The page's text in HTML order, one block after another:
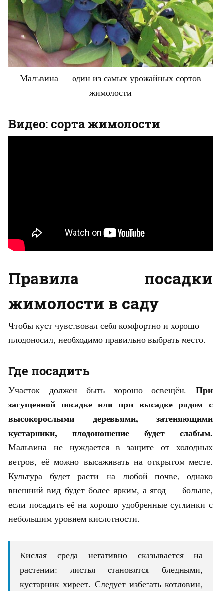
Мальвина — один из самых урожайных сортов
жимолости
Видео: сорта жимолости
Правила посадки
жимолости в саду
Чтобы куст чувствовал себя комфортно и хорошо
плодоносил, необходимо правильно выбрать место.
Где посадить
Участок должен быть хорошо освещён. При
загущенной посадке или при высадке рядом с
высокорослыми деревьями, затеняющими
кустарники, плодоношение будет слабым.
Мальвина не нуждается в защите от холодных
ветров, её можно высаживать на открытом месте.
Культура будет расти на любой почве, однако
внешний вид будет более ярким, а ягод — больше,
если посадить её на хорошо удобренные суглинки с
небольшим уровнем кислотности.
Кислая среда негативно сказывается на
растении: листья становятся бледными,
кустарник хиреет. Следует избегать котловин,